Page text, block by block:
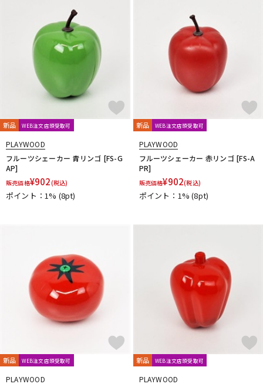
新品 WEB注文店頭受取可
PLAYWOOD
フルーツシェーカー 青リンゴ [FS-G
AP]
販売価格¥902(税込)
ポイント：1% (8pt)
新品 WEB注文店頭受取可
PLAYWOOD
フルーツシェーカー 赤リンゴ [FS-A
PR]
販売価格¥902(税込)
ポイント：1%(8pt)
新品 WEB注文店頭受取可
PLAYWOOD
新品 WEB注文店頭受取可
PLAYWOOD